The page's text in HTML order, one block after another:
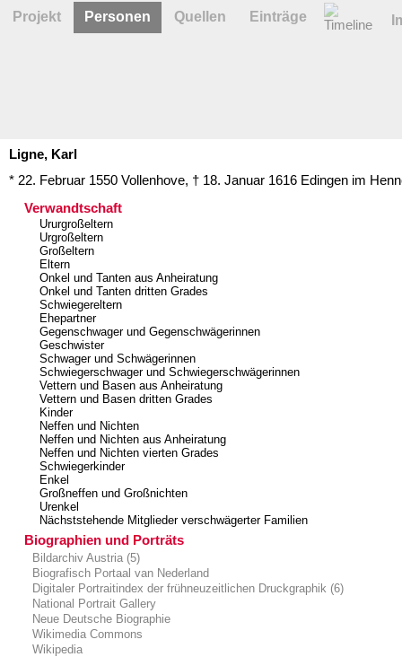
Ligne, Karl
* 22. Februar 1550 Vollenhove, † 18. Januar 1616 Edingen im
Verwandtschaft
Ururgroßeltern
Urgroßeltern
Großeltern
Eltern
Onkel und Tanten aus Anheiratung
Onkel und Tanten dritten Grades
Schwiegereltern
Ehepartner
Gegenschwager und Gegenschwägerinnen
Geschwister
Schwager und Schwägerinnen
Schwiegerschwager und Schwiegerschwägerinnen
Vettern und Basen aus Anheiratung
Vettern und Basen dritten Grades
Kinder
Neffen und Nichten
Neffen und Nichten aus Anheiratung
Neffen und Nichten vierten Grades
Schwiegerkinder
Enkel
Großneffen und Großnichten
Urenkel
Nächststehende Mitglieder verschwägerter Familien
Biographien und Porträts
Bildarchiv Austria (5)
Biografisch Portaal van Nederland
Digitaler Portraitindex der frühneuzeitlichen Druckgraphik (6)
National Portrait Gallery
Neue Deutsche Biographie
Wikimedia Commons
Wikipedia
Projekt Personen Quellen Einträge